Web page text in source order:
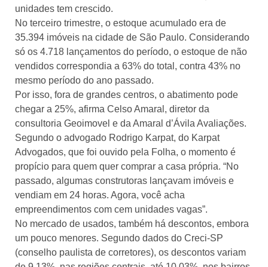
unidades tem crescido.
No terceiro trimestre, o estoque acumulado era de
35.394 imóveis na cidade de São Paulo. Considerando
só os 4.718 lançamentos do período, o estoque de não
vendidos correspondia a 63% do total, contra 43% no
mesmo período do ano passado.
Por isso, fora de grandes centros, o abatimento pode
chegar a 25%, afirma Celso Amaral, diretor da
consultoria Geoimovel e da Amaral d’Ávila Avaliações.
Segundo o advogado Rodrigo Karpat, do Karpat
Advogados, que foi ouvido pela Folha, o momento é
propício para quem quer comprar a casa própria. “No
passado, algumas construtoras lançavam imóveis e
vendiam em 24 horas. Agora, você acha
empreendimentos com cem unidades vagas”.
No mercado de usados, também há descontos, embora
um pouco menores. Segundo dados do Creci-SP
(conselho paulista de corretores), os descontos variam